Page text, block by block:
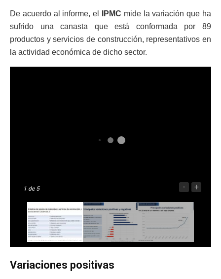
De acuerdo al informe, el IPMC mide la variación que ha
sufrido una canasta que está conformada por 89
productos y servicios de construcción, representativos en
la actividad económica de dicho sector.
1 de 5 - +
Variaciones positivas